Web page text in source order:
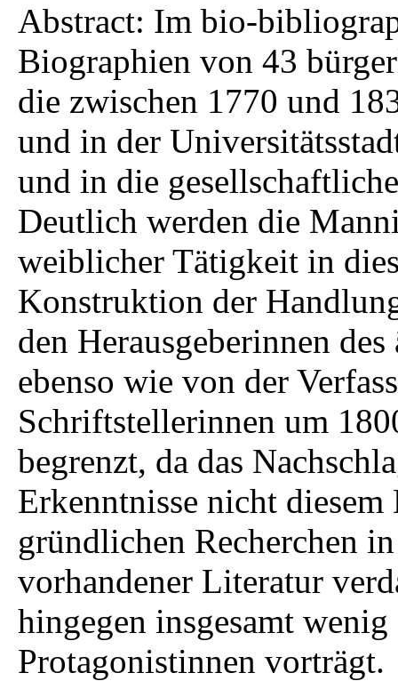
Abstract: Im bio-
Biographien von 43
die zwischen 1770 und
und in der
und in die
Deutlich werden die
weiblicher Tätigkeit in
Konstruktion der
den Herausgeberinnen
ebenso wie von der
Schriftstellerinnen um
begrenzt, da das
Erkenntnisse nicht
gründlichen Recherchen
vorhandener Literatur
hingegen insgesamt
Protagonistinnen vorträgt.